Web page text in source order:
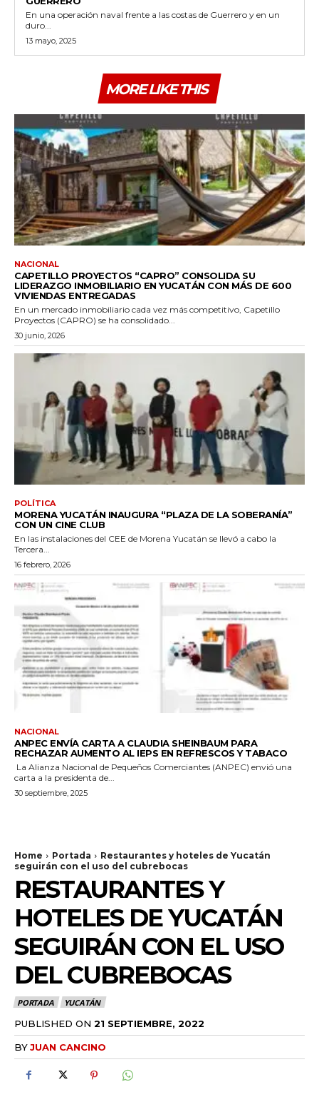
En una operación naval frente a las costas de Guerrero y en un
duro...
13 mayo, 2025
MORE LIKE THIS
NACIONAL
CAPETILLO PROYECTOS “CAPRO” CONSOLIDA SU
LIDERAZGO INMOBILIARIO EN YUCATÁN CON MÁS DE 600
VIVIENDAS ENTREGADAS
En un mercado inmobiliario cada vez más competitivo, Capetillo
Proyectos (CAPRO) se ha consolidado...
30 junio, 2026
POLÍTICA
MORENA YUCATÁN INAUGURA “PLAZA DE LA SOBERANÍA”
CON UN CINE CLUB
En las instalaciones del CEE de Morena Yucatán se llevó a cabo la
Tercera...
16 febrero, 2026
NACIONAL
ANPEC ENVÍA CARTA A CLAUDIA SHEINBAUM PARA
RECHAZAR AUMENTO AL IEPS EN REFRESCOS Y TABACO
La Alianza Nacional de Pequeños Comerciantes (ANPEC) envió una
carta a la presidenta de...
30 septiembre, 2025